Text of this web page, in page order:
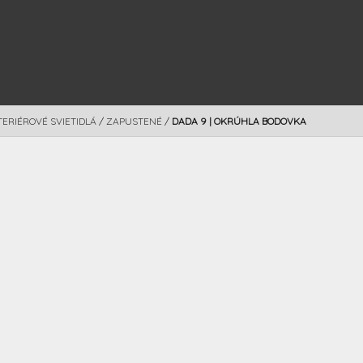
SVIETIDLÁ / ZAPUSTENÉ / DADA 9 | OKRÚHLA BODOVKA